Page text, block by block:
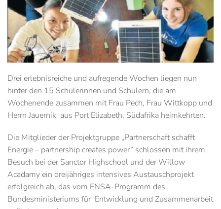
Drei erlebnisreiche und aufregende Wochen liegen nun
hinter den 15 Schülerinnen und Schülern, die am
Wochenende zusammen mit Frau Pech, Frau Wittkopp und
Herrn Jauernik aus Port Elizabeth, Südafrika heimkehrten.
Die Mitglieder der Projektgruppe „Partnerschaft schafft
Energie – partnership creates power“ schlossen mit ihrem
Besuch bei der Sanctor Highschool und der Willow
Acadamy ein dreijähriges intensives Austauschprojekt
erfolgreich ab, das vom ENSA-Programm des
Bundesministeriums für Entwicklung und Zusammenarbeit